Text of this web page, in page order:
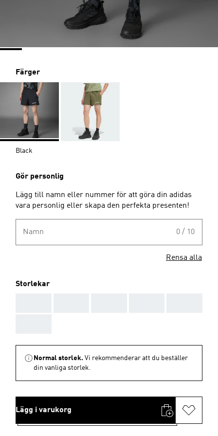
Färger
Black
Gör personlig
Lägg till namn eller nummer för att göra din adidas
vara personlig eller skapa den perfekta presenten!
Namn 0 / 10
Rensa alla
Storlekar
Normal storlek. Vi rekommenderar att du beställer
din vanliga storlek.
Lägg i varukorg